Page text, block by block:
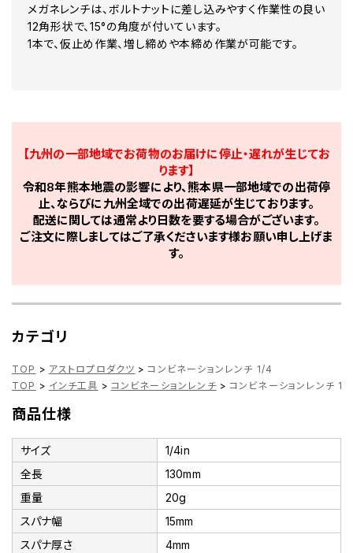
メガネレンチは、ボルトナットに差し込みやすく作業性の良い
12角形状で、15°の角度が付いています。
1本で、仮止め作業、増し締めや本締め作業が可能です。
【九州の一部地域でお荷物のお届けに停止・遅れが生じてお
ります】
令和8年熊本地震の影響により、熊本県一部地域での出荷停
止、ならびに九州全域での出荷遅延が生じております。
配送に関しては通常より日数を要する場合がございます。
ご注文に際しましてはご了承くださいます様お願い申し上げま
す。
カテゴリ
TOP > アストロプロダクツ > コンビネーションレンチ 1/4
TOP > インチ工具 > コンビネーションレンチ > コンビネーションレンチ 1/
商品仕様
サイズ
1/4in
全長
130mm
重量
20g
スパナ幅
15mm
スパナ厚さ
4mm